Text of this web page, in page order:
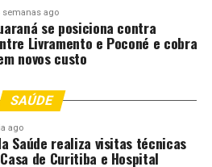
semanas ago
se posiciona contra
Livramento e Poconé e cobra
novos custo
SAÚDE
ago
Saúde realiza visitas técnicas
de Curitiba e Hospital